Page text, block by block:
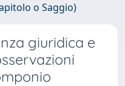
o Saggio)
giuridica e